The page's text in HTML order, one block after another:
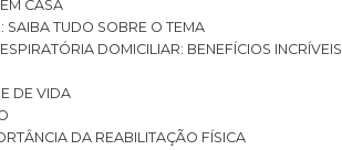
CASA
SAIBA TUDO SOBRE O TEMA
DOMICILIAR: BENEFÍCIOS INCRÍVEIS
DE VIDA
DA REABILITAÇÃO FÍSICA